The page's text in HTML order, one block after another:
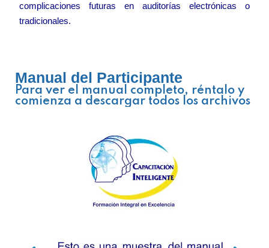
complicaciones futuras en auditorías electrónicas o
tradicionales.
Manual del Participante
Para ver el manual completo, réntalo y
comienza a descargar todos los archivos